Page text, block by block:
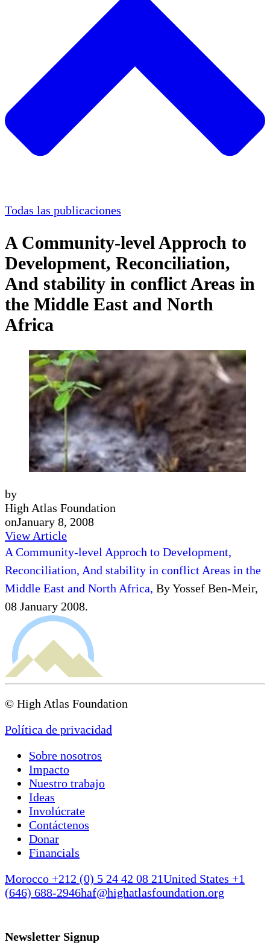
Todas las publicaciones
A Community-level Approch to
Development, Reconciliation,
And stability in conflict Areas in
the Middle East and North
Africa
by
High Atlas Foundation
onJanuary 8, 2008
View Article
A Community-level Approch to Development,
Reconciliation, And stability in conflict Areas in the
Middle East and North Africa, By Yossef Ben-Meir,
08 January 2008.
© High Atlas Foundation
Política de privacidad
Sobre nosotros
Impacto
Nuestro trabajo
Ideas
Involúcrate
Contáctenos
Donar
Financials
Morocco +212 (0) 5 24 42 08 21United States +1
(646) 688-2946haf@highatlasfoundation.org
Newsletter Signup